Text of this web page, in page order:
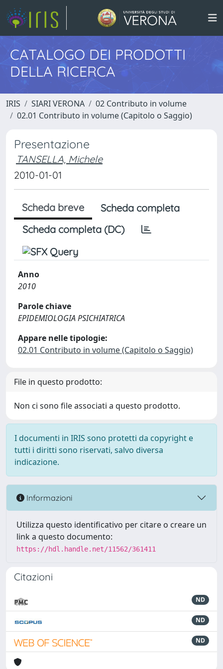
CATALOGO DEI PRODOTTI
DELLA RICERCA
IRIS SIARI VERONA
02 Contributo in volume
02.01 Contributo in volume (Capitolo o Saggio)
Presentazione
TANSELLA, Michele
2010-01-01
Scheda breve
Scheda completa
Scheda completa (DC)
Anno
2010
Parole chiave
EPIDEMIOLOGIA PSICHIATRICA
Appare nelle tipologie:
02.01 Contributo in volume (Capitolo o Saggio)
File in questo prodotto:
Non ci sono file associati a questo prodotto.
I documenti in IRIS sono protetti da copyright e
tutti i diritti sono riservati, salvo diversa
indicazione.
Informazioni
Utilizza questo identificativo per citare o creare un
link a questo documento:
https://hdl.handle.net/11562/361411
Citazioni
ND
ND
ND